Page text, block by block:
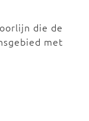
die de
met